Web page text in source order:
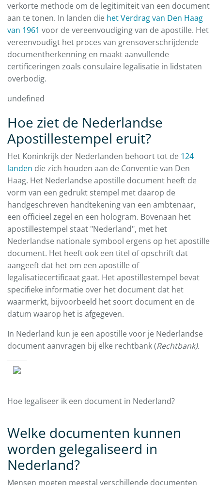
verkorte methode om de legitimiteit van een document
aan te tonen. In landen die het Verdrag van Den Haag
van 1961 voor de vereenvoudiging van de apostille. Het
vereenvoudigt het proces van grensoverschrijdende
documentherkenning en maakt aanvullende
certificeringen zoals consulaire legalisatie in lidstaten
overbodig.
undefined
Hoe ziet de Nederlandse
Apostillestempel eruit?
Het Koninkrijk der Nederlanden behoort tot de 124
landen die zich houden aan de Conventie van Den
Haag. Het Nederlandse apostille document heeft de
vorm van een gedrukt stempel met daarop de
handgeschreven handtekening van een ambtenaar,
een officieel zegel en een hologram. Bovenaan het
apostillestempel staat "Nederland", met het
Nederlandse nationale symbool ergens op het apostille
document. Het heeft ook een titel of opschrift dat
aangeeft dat het om een apostille of
legalisatiecertificaat gaat. Het apostillestempel bevat
specifieke informatie over het document dat het
waarmerkt, bijvoorbeeld het soort document en de
datum waarop het is afgegeven.
In Nederland kun je een apostille voor je Nederlandse
document aanvragen bij elke rechtbank (Rechtbank).
Hoe legaliseer ik een document in Nederland?
Welke documenten kunnen
worden gelegaliseerd in
Nederland?
Mensen moeten meestal verschillende documenten